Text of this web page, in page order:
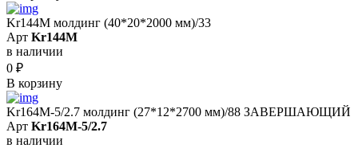
Kr144M молдинг (40*20*2000 мм)/33
Арт Kr144M
в наличии
0 ₽
В корзину
Kr164M-5/2.7 молдинг (27*12*2700 мм)/88 ЗАВЕРШАЮЩИЙ
Арт Kr164M-5/2.7
в наличии